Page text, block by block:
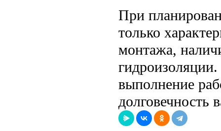
При
только
монтажа,
выполнение
долговечность